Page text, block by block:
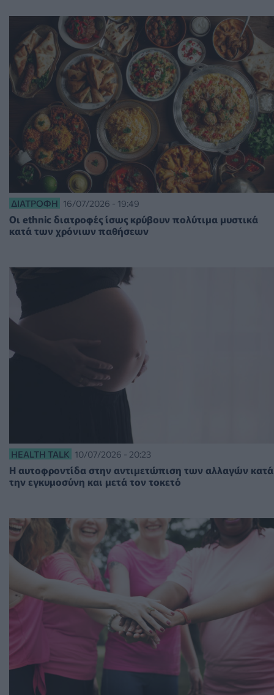
ΔΙΑΤΡΟΦΉ 16/07/2026 - 19:49
Οι ethnic διατροφές ίσως κρύβουν πολύτιμα μυστικά
κατά των χρόνιων παθήσεων
HEALTH TALK 10/07/2026 - 20:23
Η αυτοφροντίδα στην αντιμετώπιση των αλλαγών κατά
την εγκυμοσύνη και μετά τον τοκετό